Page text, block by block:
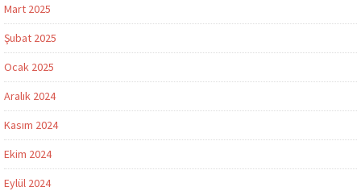
Mart 2025
Şubat 2025
Ocak 2025
Aralık 2024
Kasım 2024
Ekim 2024
Eylül 2024